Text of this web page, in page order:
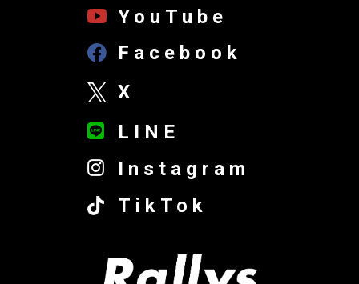
YouTube
Facebook
X
LINE
Instagram
TikTok